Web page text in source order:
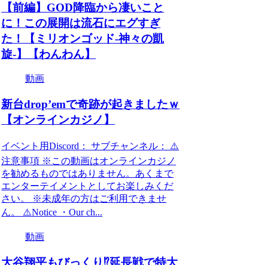
【前編】GOD降臨から凄いこと
に！この展開は流石にエグすぎ
た！【ミリオンゴッド-神々の凱
旋-】【わんわん】
動画
新台drop’emで奇跡が起きましたｗ
【オンラインカジノ】
イベント用Discord： サブチャンネル： ⚠️
注意事項 ※この動画はオンラインカジノ
を勧めるものではありません。あくまで
エンターテイメントとしてお楽しみくだ
さい。 ※未成年の方はご利用できませ
ん。 ⚠️Notice ・Our ch...
動画
大谷翔平もびっくり⁉️延長戦で特大